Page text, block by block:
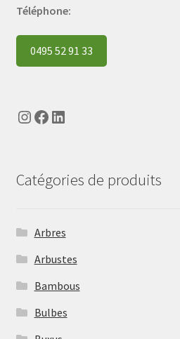
Téléphone:
0495 52 91 33
Instagram
Facebook
LinkedIn
Catégories de produits
Arbres
Arbustes
Bambous
Bulbes